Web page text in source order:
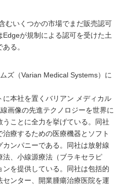
むいくつかの市場でまだ販売認可
が規制による認可を受けた土
る。
ズ（Varian Medical Systems）に
本社を置くバリアン メディカル
画像の先進テクノロジーを世界に
ことに全力を挙げている。同社
療するための医療機器とソフト
ンパニーである。同社は放射線
、小線源療法（ブラキセラピ
を提供している。同社は包括的
ンター、開業腫瘍治療医院を運